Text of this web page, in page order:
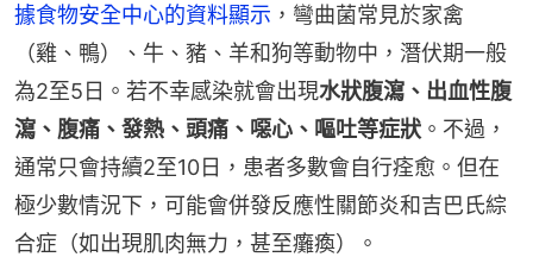
據食物安全中心的資料顯示 ，彎曲菌常見於家禽
（雞、鴨）、牛、豬、羊和狗等動物中，潛伏期一般
為2至5日。若不幸感染就會出現水狀腹瀉、出血性腹
瀉、腹痛、發熱、頭痛、噁心、嘔吐等症狀 。不過，
通常只會持續2至10日，患者多數會自行痊愈。但在
極少數情況下，可能會併發反應性關節炎和吉巴氏綜
合症（如出現肌肉無力，甚至癱瘓）。